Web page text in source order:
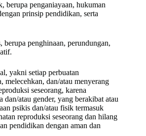
berupa penganiayaan, hukuman
prinsip pendidikan, serta
berupa penghinaan, perundungan,
yakni setiap perbuatan
melecehkan, dan/atau menyerang
seseorang, karena
dan/atau gender, yang berakibat atau
psikis dan/atau fisik termasuk
reproduksi seseorang dan hilang
pendidikan dengan aman dan